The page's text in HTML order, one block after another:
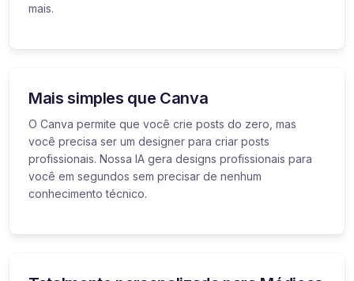
mais.
Mais simples que Canva
O Canva permite que você crie posts do zero, mas
você precisa ser um designer para criar posts
profissionais. Nossa IA gera designs profissionais para
você em segundos sem precisar de nenhum
conhecimento técnico.